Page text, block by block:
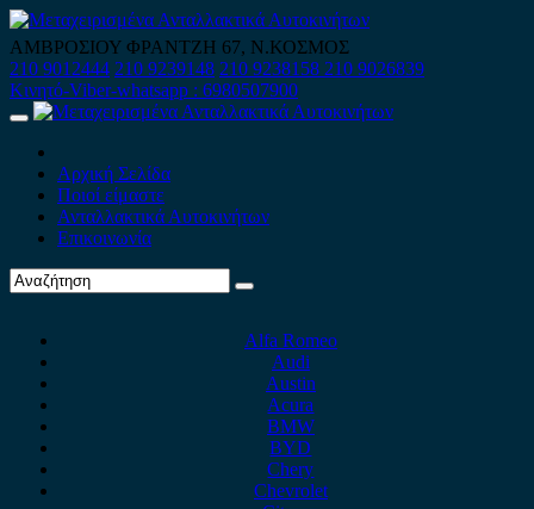
Skip
to
content
ΑΜΒΡΟΣΙΟΥ ΦΡΑΝΤΖΗ 67, Ν.ΚΟΣΜΟΣ
210 9012444 210 9239148 210 9238158 210 9026839
Κινητό-Viber-whatsapp : 6980507900
Primary
Αρχική Σελίδα
Ποιοί είμαστε
Ανταλλακτικά Αυτοκινήτων
Επικοινωνία
Alfa Romeo
Audi
Austin
Acura
BMW
BYD
Chery
Chevrolet